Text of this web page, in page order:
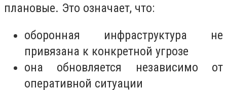
плановые. Это означает, что:
оборонная инфраструктура не
привязана к конкретной угрозе
она обновляется независимо от
оперативной ситуации